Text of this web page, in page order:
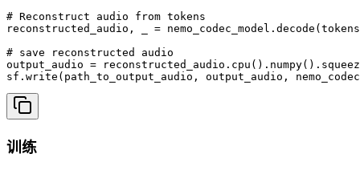
# Reconstruct audio from tokens
reconstructed_audio, _ =
# save reconstructed audio
output_audio =
训练